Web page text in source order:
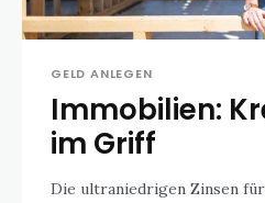
GELD ANLEGEN
Immobilien:
im Griff
Die ultraniedrigen Zinsen